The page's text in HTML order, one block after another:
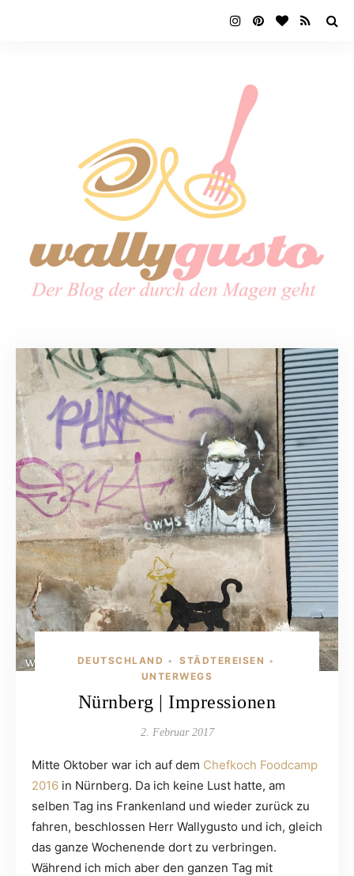
DEUTSCHLAND • STÄDTEREISEN •
UNTERWEGS
Nürnberg | Impressionen
2. Februar 2017
Mitte Oktober war ich auf dem Chefkoch Foodcamp
2016 in Nürnberg. Da ich keine Lust hatte, am
selben Tag ins Frankenland und wieder zurück zu
fahren, beschlossen Herr Wallygusto und ich, gleich
das ganze Wochenende dort zu verbringen.
Während ich mich aber den ganzen Tag mit